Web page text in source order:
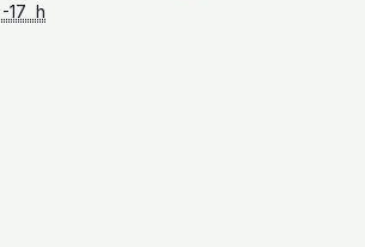
17 h